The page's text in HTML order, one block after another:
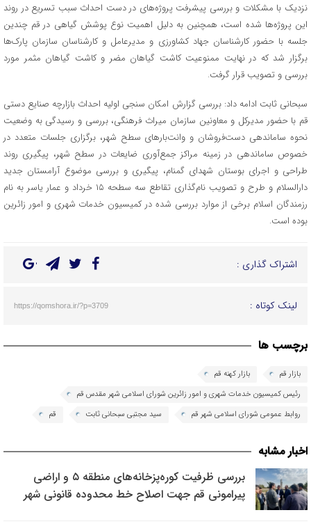
نزدیک با مشکلات و بررسی پیشرفت پروژه‌های در دست احداث سبب تسریع در روند
این پروژه‌ها شده است، همچنین به دلیل اهمیت نوع پوشش گیاهی در قم چندین
جلسه با حضور کارشناسان جهاد کشاورزی و مدیرعامل و کارشناسان سازمان پارک‌ها
برگزار شد که در نهایت ممنوعیت کاشت گیاهان مضر و کاشت گیاهان مثمر مورد
بررسی و تصویب قرار گرفت.
سبحانی ثابت ادامه داد: بررسی گزارش امکان‌ سنجی اولیه احداث بازارچه صنایع‌ دستی
قم با حضور مدیرکل و معاونین سازمان میراث فرهنگی، بررسی و رسیدگی به وضعیت
نحوه ساماندهی دست‌فروشان و وانت‌بارهای سطح شهر، برگزاری جلسات متعدد در
خصوص ساماندهی در زمینه مراکز جمع‌آوری ضایعات در سطح شهر، پیگیری روند
طراحی و اجرای بوستان شهدای گمنام، پیگیری و بررسی موضوع آرامستان جدید
دارالسلام و طرح و تصویب نام‌گذاری تقاطع سه سطحه ۱۵ خرداد و عمار یاسر به نام
رزمندگان اسلام برخی از موارد بررسی‌ شده در کمیسیون خدمات شهری و امور زائرین
بوده است.
اشتراک گذاری :
لینک کوتاه : https://qomshora.ir/?p=3709
برچسب ها
بازار قم
بازار کهنه قم
رئیس کمیسیون خدمات شهری و امور زائرین شورای اسلامی شهر مقدس قم
روابط عمومی شورای اسلامی شهر قم
سید مجتبی سبحانی ثابت قم
اخبار مشابه
بررسی ظرفیت کوره‌پزخانه‌های منطقه ۵ و اراضی
پیرامونی قم جهت اصلاح خط محدوده قانونی شهر